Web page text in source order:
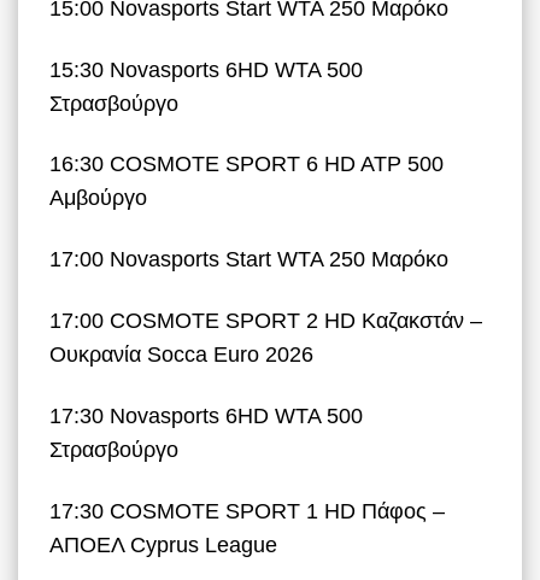
15:00 Novasports Start WTA 250 Μαρόκο
15:30 Novasports 6HD WTA 500
Στρασβούργο
16:30 COSMOTE SPORT 6 HD ATP 500
Αμβούργο
17:00 Novasports Start WTA 250 Μαρόκο
17:00 COSMOTE SPORT 2 HD Καζακστάν –
Ουκρανία Socca Euro 2026
17:30 Novasports 6HD WTA 500
Στρασβούργο
17:30 COSMOTE SPORT 1 HD Πάφος –
ΑΠΟΕΛ Cyprus League